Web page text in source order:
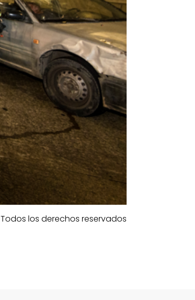
Todos los derechos reservados